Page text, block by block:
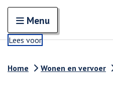
Open en sluit het
Menu
Lees voor
Home Wonen en vervoer